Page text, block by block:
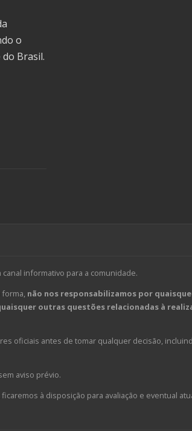
o
Brasil.
canal informativo para a comunidade.
não nos responsabilizamos por
outras questões relacionadas à
oficiais antes de tomar qualquer decisão,
aviso prévio.
ficaremos à disposição para avaliação e eventual